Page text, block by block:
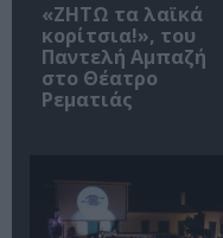
«ΖΗΤΩ τα λαϊκά
κορίτσια!», του
Παντελή Αμπαζή
στο Θέατρο
Ρεματιάς